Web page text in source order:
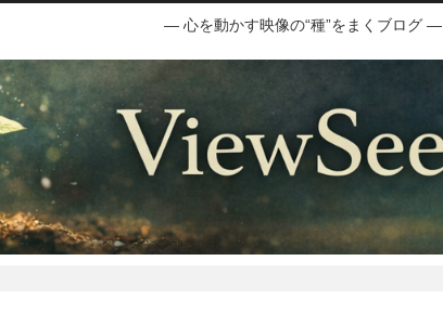
― 心を動かす映像の“種”をまくブログ ―